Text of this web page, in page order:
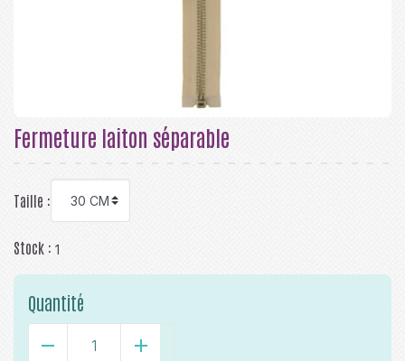
Fermeture laiton séparable
Taille :
Stock : 1
Quantité
- +